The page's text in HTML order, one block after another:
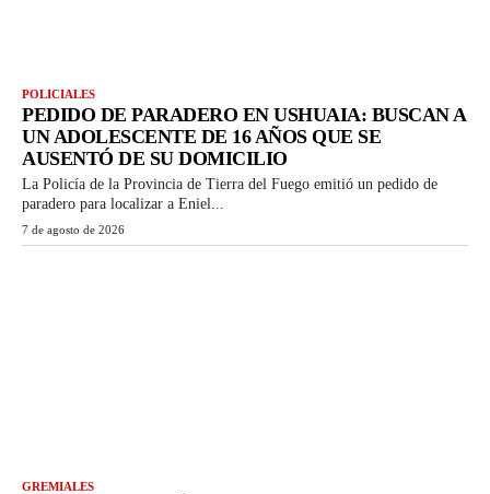
POLICIALES
PEDIDO DE PARADERO EN USHUAIA: BUSCAN A
UN ADOLESCENTE DE 16 AÑOS QUE SE
AUSENTÓ DE SU DOMICILIO
La Policía de la Provincia de Tierra del Fuego emitió un pedido de
paradero para localizar a Eniel...
7 de agosto de 2026
GREMIALES